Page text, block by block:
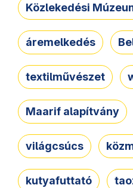
Közlekedési
áremelkedés
textilművészet
Maarif alapítvány
világcsúcs
kutyafuttató